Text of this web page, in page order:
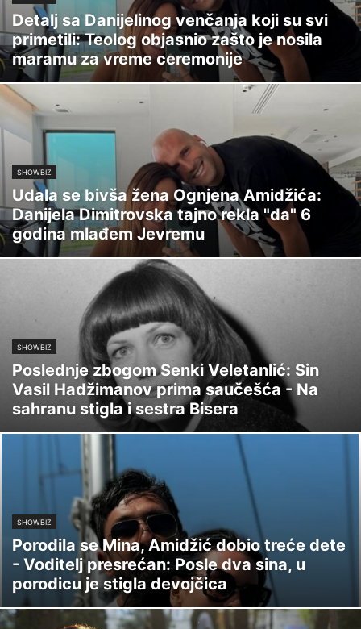
Detalj sa Danijelinog venčanja koji su svi
primetili: Teolog objasnio zašto je nosila
maramu za vreme ceremonije
SHOWBIZ
Udala se bivša žena Ognjena Amidžića:
Danijela Dimitrovska tajno rekla "da" 6
godina mlađem Jevremu
SHOWBIZ
Poslednje zbogom Senki Veletanlić: Sin
Vasil Hadžimanov prima saučešća - Na
sahranu stigla i sestra Bisera
SHOWBIZ
Porodila se Mina, Amidžić dobio treće dete
- Voditelj presrećan: Posle dva sina, u
porodicu je stigla devojčica